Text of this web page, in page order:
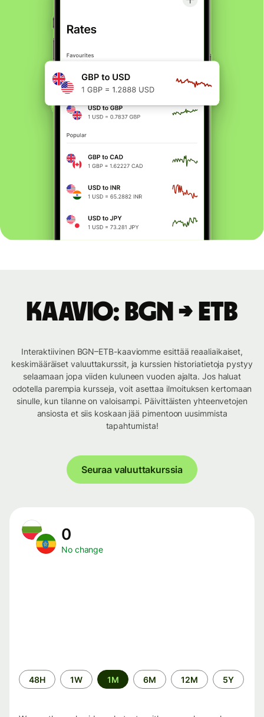
Kaavio: BGN → ETB
Interaktiivinen BGN–ETB-kaaviomme esittää reaaliaikaiset,
keskimääräiset valuuttakurssit, ja kurssien historiatietoja pystyy
selaamaan jopa viiden kuluneen vuoden ajalta. Jos haluat
odotella parempia kursseja, voit asettaa ilmoituksen kertomaan
sinulle, kun tilanne on valoisampi. Päivittäisten yhteenvetojen
ansiosta et siis koskaan jää pimentoon uusimmista
tapahtumista!
Seuraa valuuttakurssia
0
No change
Time
period
48H 1W 1M 6M 12M 5Y